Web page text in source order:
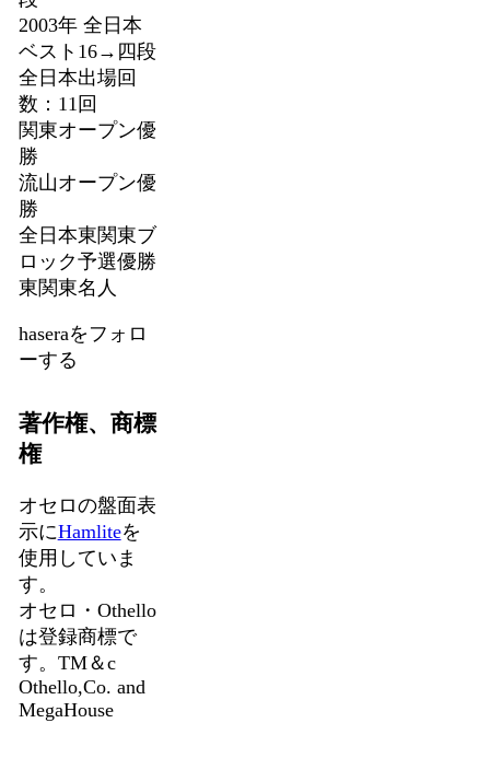
2003年 全日本
ベスト16→四段
全日本出場回
数：11回
関東オープン優
勝
流山オープン優
勝
全日本東関東ブ
ロック予選優勝
東関東名人
haseraをフォロ
ーする
著作権、商標
権
オセロの盤面表
示にHamliteを
使用していま
す。
オセロ・Othello
は登録商標で
す。TM＆c
Othello,Co. and
MegaHouse